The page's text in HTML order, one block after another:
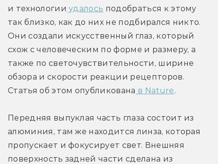
и технологии удалось подобраться к этому
так близко, как до них не подбирался никто.
Они создали искусственный глаз, который
схож с человеческим по форме и размеру, а
также по светочувствительности, ширине
обзора и скорости реакции рецепторов.
Статья об этом опубликована в Nature.
Передняя выпуклая часть глаза состоит из
алюминия, там же находится линза, которая
пропускает и фокусирует свет. Внешняя
поверхность задней части сделана из